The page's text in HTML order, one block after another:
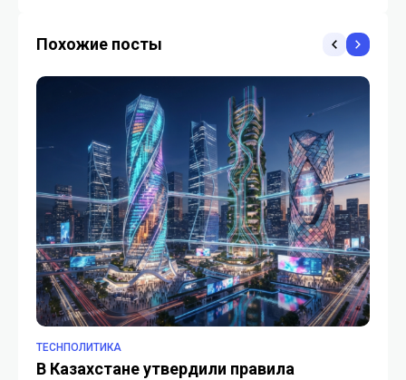
Похожие посты
TECHПОЛИТИКА
В Казахстане утвердили правила